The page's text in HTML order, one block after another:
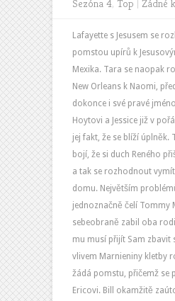
Sezóna 4, Top | Žádné
Lafayette s Jesusem se
pomstou upírů k
Mexika. Tara se naopak
New Orleans k Naomi,
dokonce i své pravé
Hoytovi a Jessice již v
jej fakt, že se blíží úplněk.
bojí, že si duch Reného
a tak se rozhodnout
domu. Největším
jednoznačně čelí Tommy
sebeobraně zabil oba
mu musí přijít Sam zbavit
vlivem Marnieniny kletby
žádá pomstu, přičemž se
Ericovi. Bill okamžitě